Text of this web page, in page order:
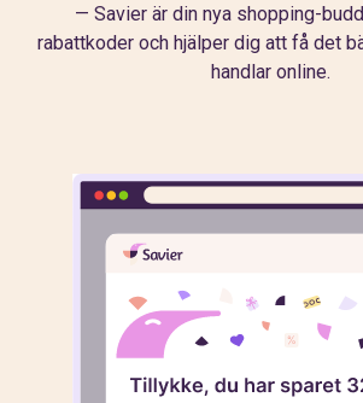
— Savier är din nya shopping-
rabattkoder och hjälper dig att få det
handlar online.